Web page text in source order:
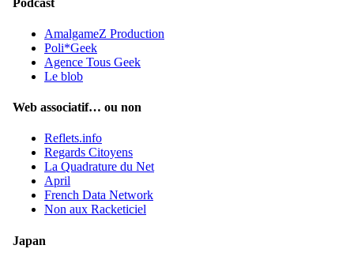
AmalgameZ Production
Poli*Geek
Agence Tous Geek
Le blob
Web associatif… ou non
Reflets.info
Regards Citoyens
La Quadrature du Net
April
French Data Network
Non aux Racketiciel
Japan